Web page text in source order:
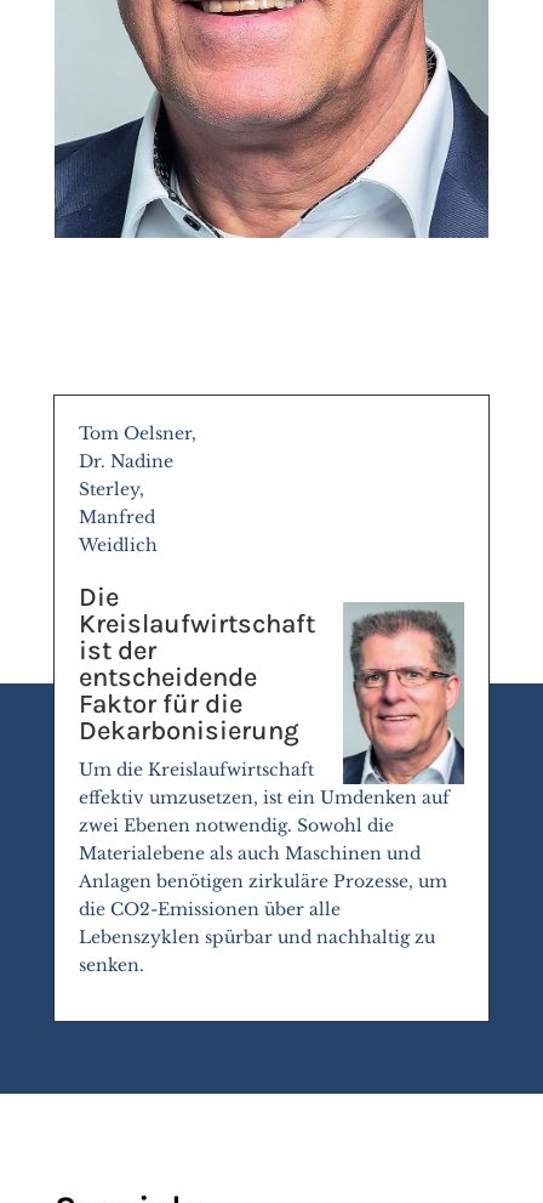
Tom Oelsner,
Dr. Nadine
Sterley,
Manfred
Weidlich
Die
Kreislaufwirtschaft
ist der
entscheidende
Faktor für die
Dekarbonisierung
Um die Kreislaufwirtschaft
effektiv umzusetzen, ist ein Umdenken auf
zwei Ebenen notwendig. Sowohl die
Materialebene als auch Maschinen und
Anlagen benötigen zirkuläre Prozesse, um
die CO2-Emissionen über alle
Lebenszyklen spürbar und nachhaltig zu
senken.